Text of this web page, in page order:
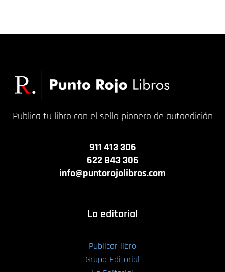
Publica tu libro con el sello pionero de autoedición
911 413 306
622 843 306
info@puntorojolibros.com
La editorial
Publicar libro
Grupo Editorial